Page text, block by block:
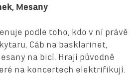
Mesany
podle toho, kdo v ní právě
Cáb na basklarinet,
na bicí. Hrají původně
na koncertech elektrifikují.